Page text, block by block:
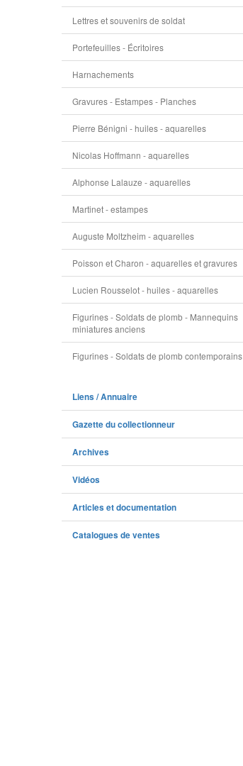
Lettres et souvenirs de soldat
Portefeuilles - Écritoires
Harnachements
Gravures - Estampes - Planches
Pierre Bénigni - huiles - aquarelles
Nicolas Hoffmann - aquarelles
Alphonse Lalauze - aquarelles
Martinet - estampes
Auguste Moltzheim - aquarelles
Poisson et Charon - aquarelles et gravures
Lucien Rousselot - huiles - aquarelles
Figurines - Soldats de plomb - Mannequins
miniatures anciens
Figurines - Soldats de plomb contemporains
Liens / Annuaire
Gazette du collectionneur
Archives
Vidéos
Articles et documentation
Catalogues de ventes